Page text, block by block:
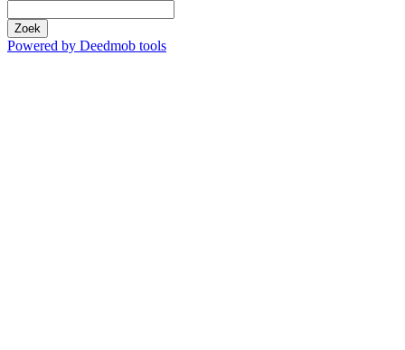
Zoek
Powered by Deedmob tools